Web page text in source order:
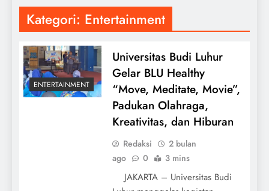
Kategori: Entertainment
ENTERTAINMENT
Universitas Budi Luhur
Gelar BLU Healthy
“Move, Meditate, Movie”,
Padukan Olahraga,
Kreativitas, dan Hiburan
Redaksi
2 bulan
ago
0 3 mins
JAKARTA – Universitas Budi